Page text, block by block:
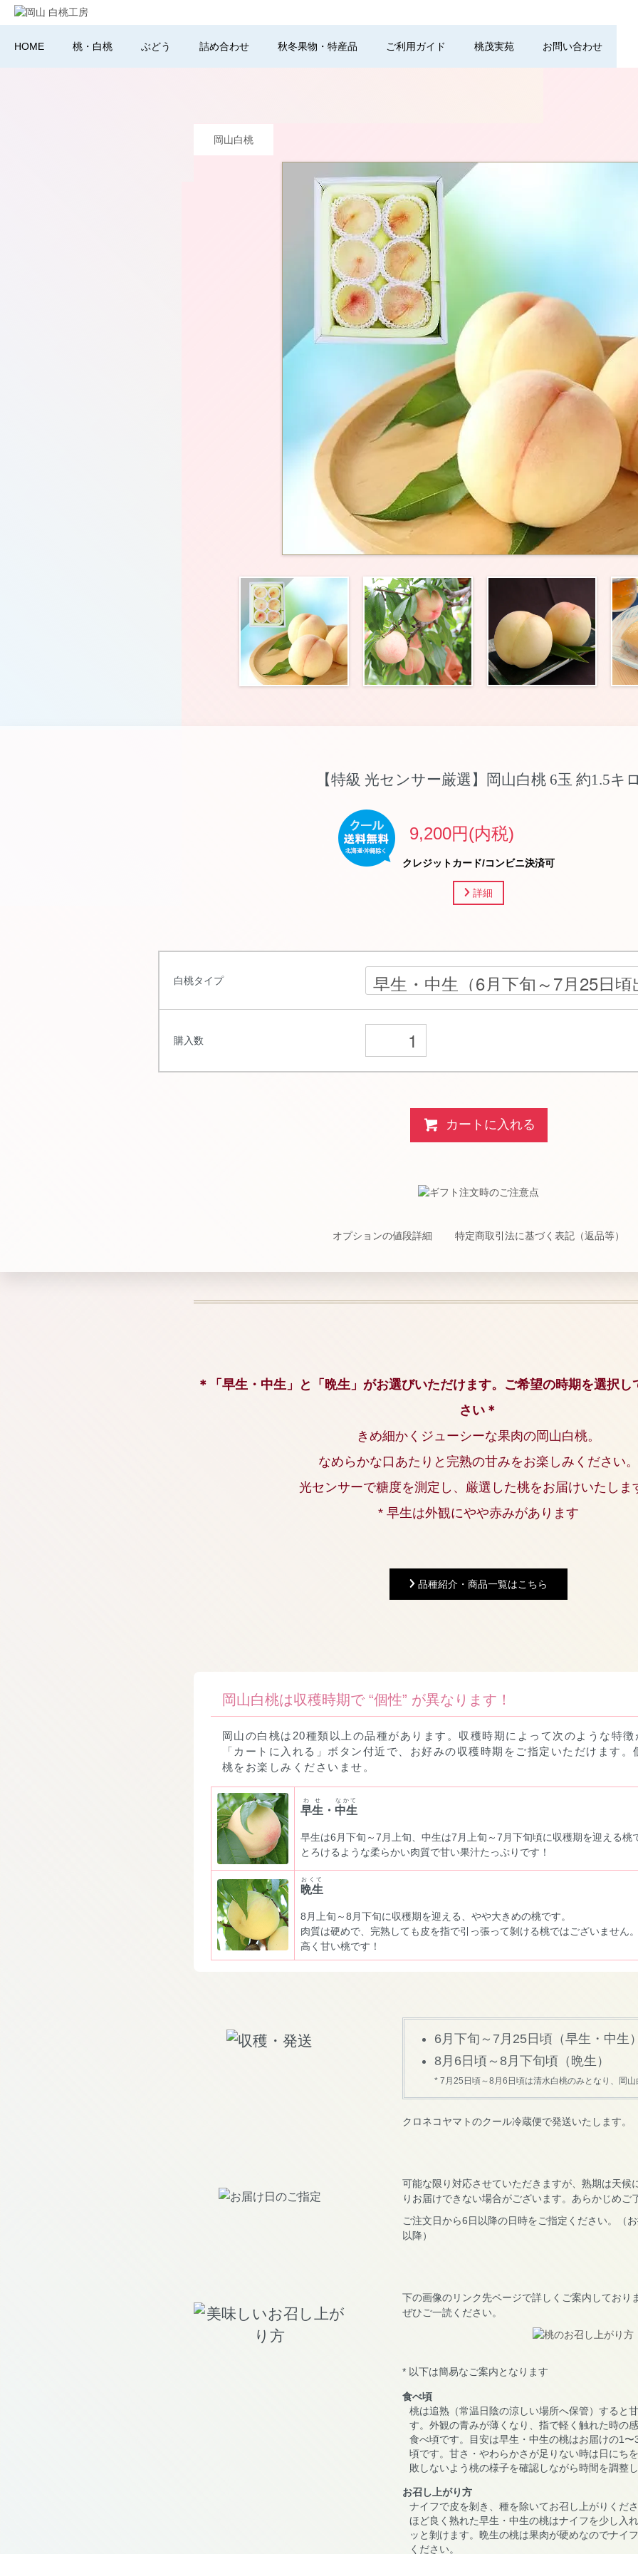
HOME 桃・白桃 ぶどう 詰め合わせ 秋冬果物・特産品 ご利用ガイド 桃茂実苑 お問い合わせ
岡山白桃
【特級 光センサー厳選】岡山白桃 6玉 約1.5キ
9,200円(内税)
クレジットカード/コンビニ決済可
詳細
白桃タイプ
購入数
カートに入れる
オプションの値段詳細 特定商取引法に基づく表記（返品等）
＊「早生・中生」と「晩生」がお選びいただけます。ご希望の時期を選択
さい＊
きめ細かくジューシーな果肉の岡山白桃。
なめらかな口あたりと完熟の甘みをお楽しみください。
光センサーで糖度を測定し、厳選した桃をお届けいたしま
* 早生は外観にやや赤みがあります
品種紹介・商品一覧はこちら
岡山白桃は収穫時期で “個性” が異なります！
岡山の白桃は20種類以上の品種があります。収穫時期によって次のような特
「カートに入れる」ボタン付近で、お好みの収穫時期をご指定いただけます
桃をお楽しみくださいませ。
早生
わせ
・ 中生
なかて
早生は6月下旬～7月上旬、中生は7月上旬～7月下旬頃に収穫期を迎える桃
とろけるような柔らかい肉質で甘い果汁たっぷりです！
晩生
おくて
8月上旬～8月下旬に収穫期を迎える、やや大きめの桃です。
肉質は硬めで、完熟しても皮を指で引っ張って剝ける桃ではございません
高く甘い桃です！
6月下旬～7月25日頃（早生・中生
8月6日頃～8月下旬頃（晩生）
* 7月25日頃～8月6日頃は清水白桃のみとなり、岡
クロネコヤマトのクール冷蔵便で発送いたします。
可能な限り対応させていただきますが、熟期は天候
りお届けできない場合がございます。あらかじめご
ご注文日から6日以降の日時をご指定ください。（
以降）
下の画像のリンク先ページで詳しくご案内しており
ぜひご一読ください。
* 以下は簡易なご案内となります
食べ頃
桃は追熟（常温日陰の涼しい場所へ保管）すると
す。外観の青みが薄くなり、指で軽く触れた時の
食べ頃です。目安は早生・中生の桃はお届けの1
頃です。甘さ・やわらかさが足りない時は日にち
敗しないよう桃の様子を確認しながら時間を調整
お召し上がり方
ナイフで皮を剝き、種を除いてお召し上がりくだ
ほど良く熟れた早生・中生の桃はナイフを少し入
ッと剝けます。晩生の桃は果肉が硬めなのでナイ
ください。